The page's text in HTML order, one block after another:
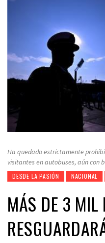
Ha quedado estrictamente
visitantes en autobuses, aún con
DESDE LA PASIÓN NACIONAL
MÁS DE 3 MIL